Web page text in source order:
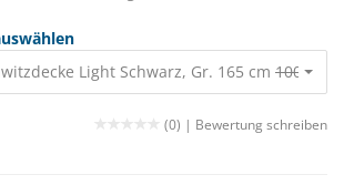
Covalliero Abschwitzdecke Light Schwarz, Gr. 165 cm 100,00 €
(0) | Bewertung schreiben